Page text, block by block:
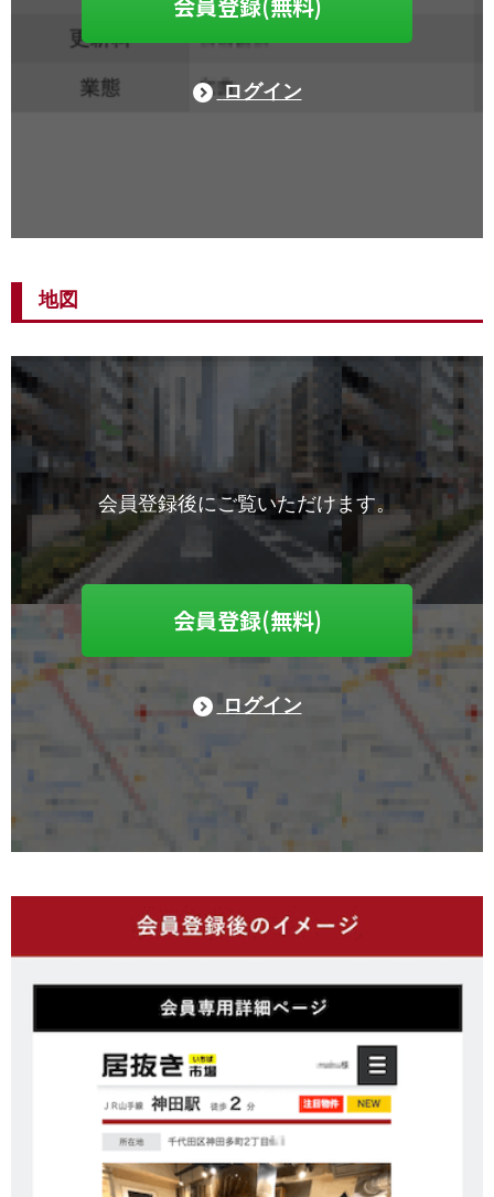
ログイン
地図
会員登録後にご覧いただけます。
会員登録(無料)
ログイン